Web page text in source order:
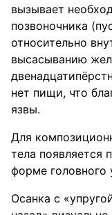
вызывает
позвоночника
относительно
высасыванию
нет пищи, что
язвы.
Для
тела появляется
форме головного
Осанка с